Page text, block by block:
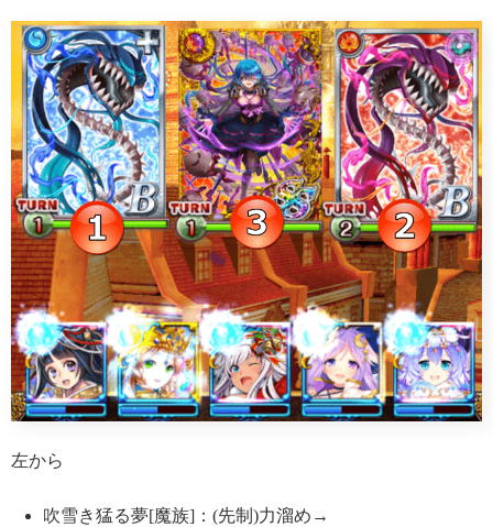
左から
吹雪き猛る夢[魔族]：(先制)力溜め→